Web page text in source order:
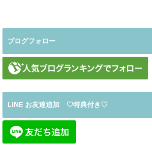
ブログフォロー
LINE お友達追加 ♡特典付き♡